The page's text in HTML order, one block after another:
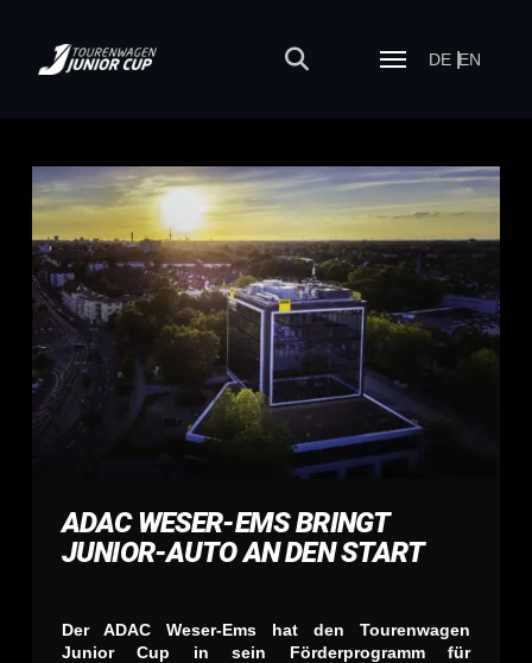
DE EN
ADAC WESER-EMS BRINGT
JUNIOR-AUTO AN DEN START
Der ADAC Weser-Ems hat den Tourenwagen
Junior Cup in sein Förderprogramm für